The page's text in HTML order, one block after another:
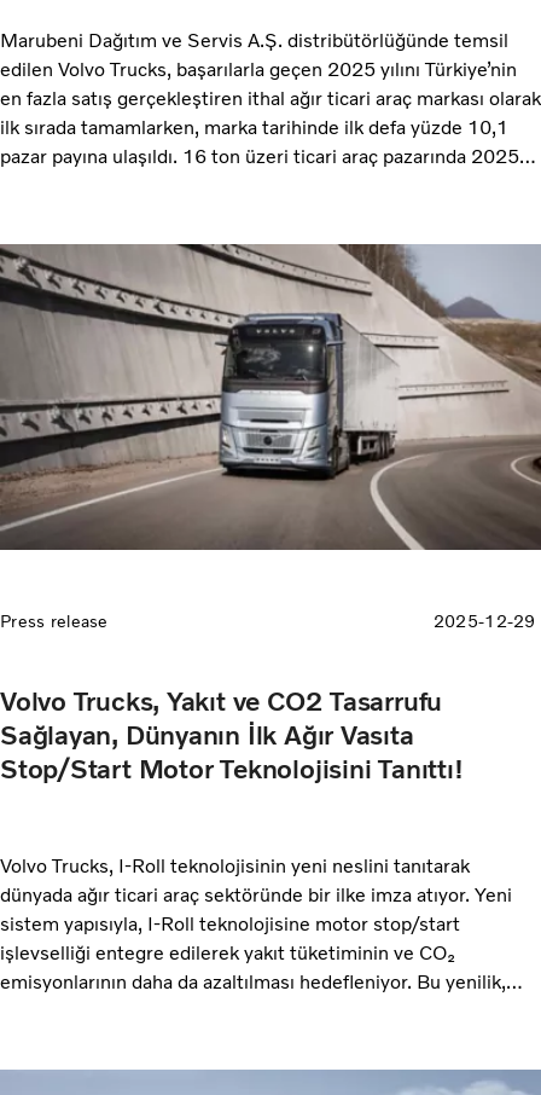
Marubeni Dağıtım ve Servis A.Ş. distribütörlüğünde temsil
edilen Volvo Trucks, başarılarla geçen 2025 yılını Türkiye’nin
en fazla satış gerçekleştiren ithal ağır ticari araç markası olarak
ilk sırada tamamlarken, marka tarihinde ilk defa yüzde 10,1
pazar payına ulaşıldı. 16 ton üzeri ticari araç pazarında 2025
üçüncü sırada yer aldı. Marubeni Dağıtım ve Servis A.Ş. Ticari
Araçlar COO’su Kıvanç Kızılkaya; “Türkiye kamyon ve çekici
pazarı 2025’te, bir önceki yıla kıyasla yüzde 3,4 oranında
daralırken, Volvo Trucks olarak yüzde 80’lik güçlü bir büyüme
kaydetmeyi başardık. Müşteri odaklı ürün ve hizmet
yaklaşımımız sayesinde 2024 yılında yüzde 5,5 olan pazar
payımızı 2025’te yüzde 10,1 seviyesine taşıyarak, marka
tarihimizde ilk kez çift haneli pazar payına ulaştık.
Sürdürülebilirlik odağımız ve istikrarlı büyüme stratejimiz bu
başarıda belirleyici olurken; güvenlik ve verimlilik alanlarında
sunduğumuz ürünlerimiz, bağımsız kurumlar tarafından
Press release 2025-12-29
Volvo Trucks, Yakıt ve CO2 Tasarrufu
Sağlayan, Dünyanın İlk Ağır Vasıta
Stop/Start Motor Teknolojisini Tanıttı!
Volvo Trucks, I-Roll teknolojisinin yeni neslini tanıtarak
dünyada ağır ticari araç sektöründe bir ilke imza atıyor. Yeni
sistem yapısıyla, I-Roll teknolojisine motor stop/start
işlevselliği entegre edilerek yakıt tüketiminin ve CO₂
emisyonlarının daha da azaltılması hedefleniyor. Bu yenilik,